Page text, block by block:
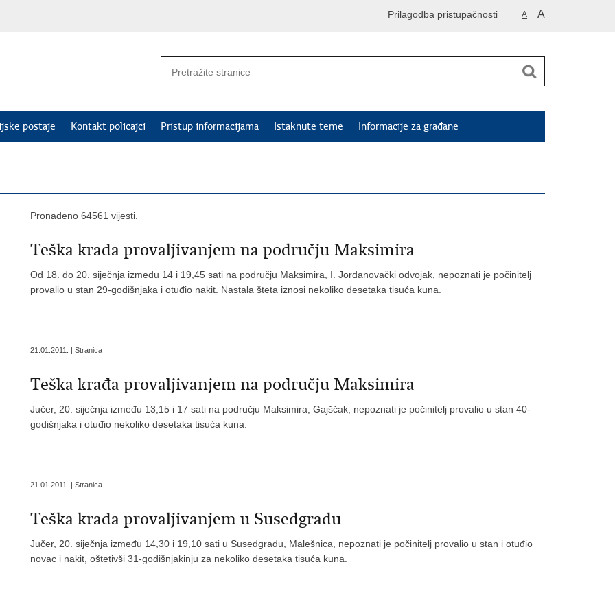
A A
Prilagodba pristupačnosti
postaje Kontakt policajci Pristup informacijama Istaknute teme Informacije za građane
Pronađeno 64561 vijesti.
Teška krađa provaljivanjem na području Maksimira
Od 18. do 20. siječnja između 14 i 19,45 sati na području Maksimira, I. Jordanovački odvojak, nepoznati je počinitelj
provalio u stan 29-godišnjaka i otuđio nakit. Nastala šteta iznosi nekoliko desetaka tisuća kuna.
21.01.2011. | Stranica
Teška krađa provaljivanjem na području Maksimira
Jučer, 20. siječnja između 13,15 i 17 sati na području Maksimira, Gajščak, nepoznati je počinitelj provalio u stan 40-
godišnjaka i otuđio nekoliko desetaka tisuća kuna.
21.01.2011. | Stranica
Teška krađa provaljivanjem u Susedgradu
Jučer, 20. siječnja između 14,30 i 19,10 sati u Susedgradu, Malešnica, nepoznati je počinitelj provalio u stan i otuđio
novac i nakit, oštetivši 31-godišnjakinju za nekoliko desetaka tisuća kuna.